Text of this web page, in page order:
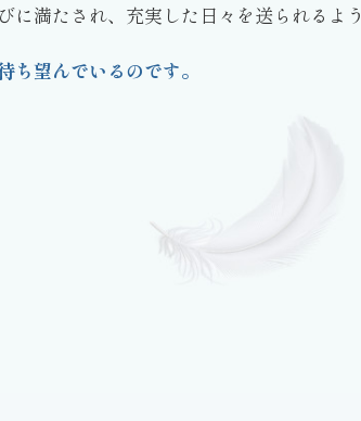
満たされ、充実した日々を送られるよ
望んでいるのです。